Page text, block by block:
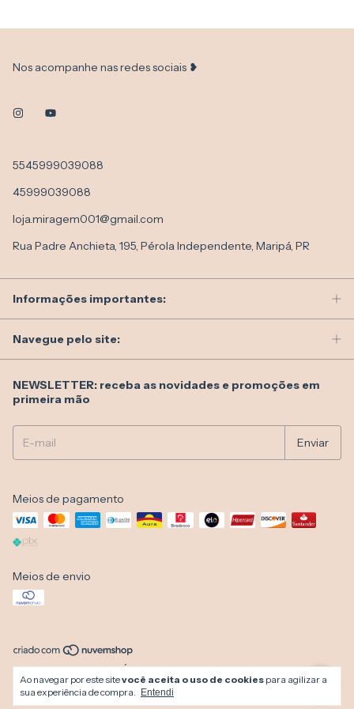
Ao navegar por este sitevocê aceita o uso de cookies para agilizar a
sua experiência de compra.
Entendi
Nos acompanhe nas redes sociais ❥
5545999039088
45999039088
loja.miragem001@gmail.com
Rua Padre Anchieta, 195, Pérola Independente, Maripá, PR
Informações importantes:
Navegue pelo site:
NEWSLETTER: receba as novidades e promoções em
primeira mão
Meios de pagamento
Meios de envio
Copyright Miragem Moda Íntima e Moda Praia - 07037517000102 - 2026.
Todos os direitos reservados.